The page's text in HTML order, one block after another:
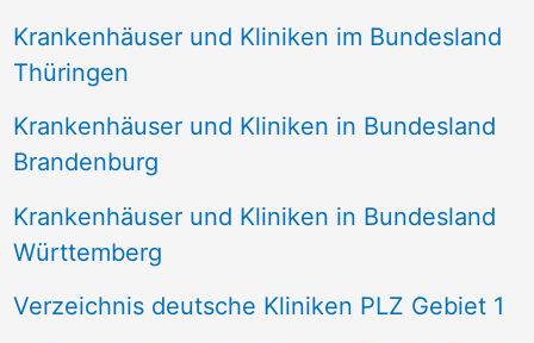
Krankenhäuser und Kliniken im Bundesland
Thüringen
Krankenhäuser und Kliniken in Bundesland
Brandenburg
Krankenhäuser und Kliniken in Bundesland
Württemberg
Verzeichnis deutsche Kliniken PLZ Gebiet 1